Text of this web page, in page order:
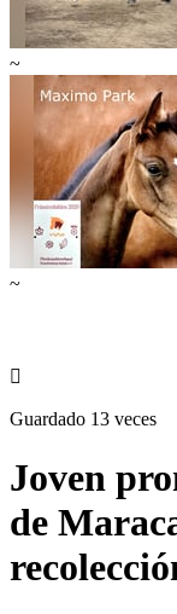
~
~

Guardado 13 veces
Joven
de